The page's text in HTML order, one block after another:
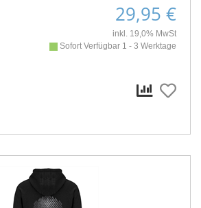
29,95 €
inkl. 19,0% MwSt
Sofort Verfügbar 1 - 3 Werktage